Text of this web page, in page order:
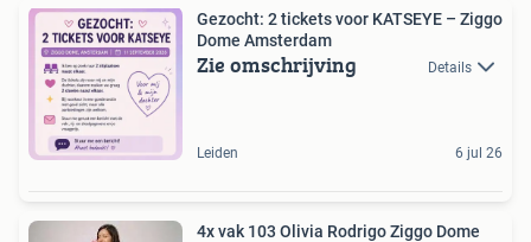
Gezocht: 2 tickets voor KATSEYE – Ziggo
Dome Amsterdam
Zie omschrijving Details
Leiden 6 jul 26
4x vak 103 Olivia Rodrigo Ziggo Dome